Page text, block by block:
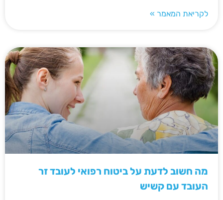
לקריאת המאמר »
מה חשוב לדעת על ביטוח רפואי לעובד זר
העובד עם קשיש